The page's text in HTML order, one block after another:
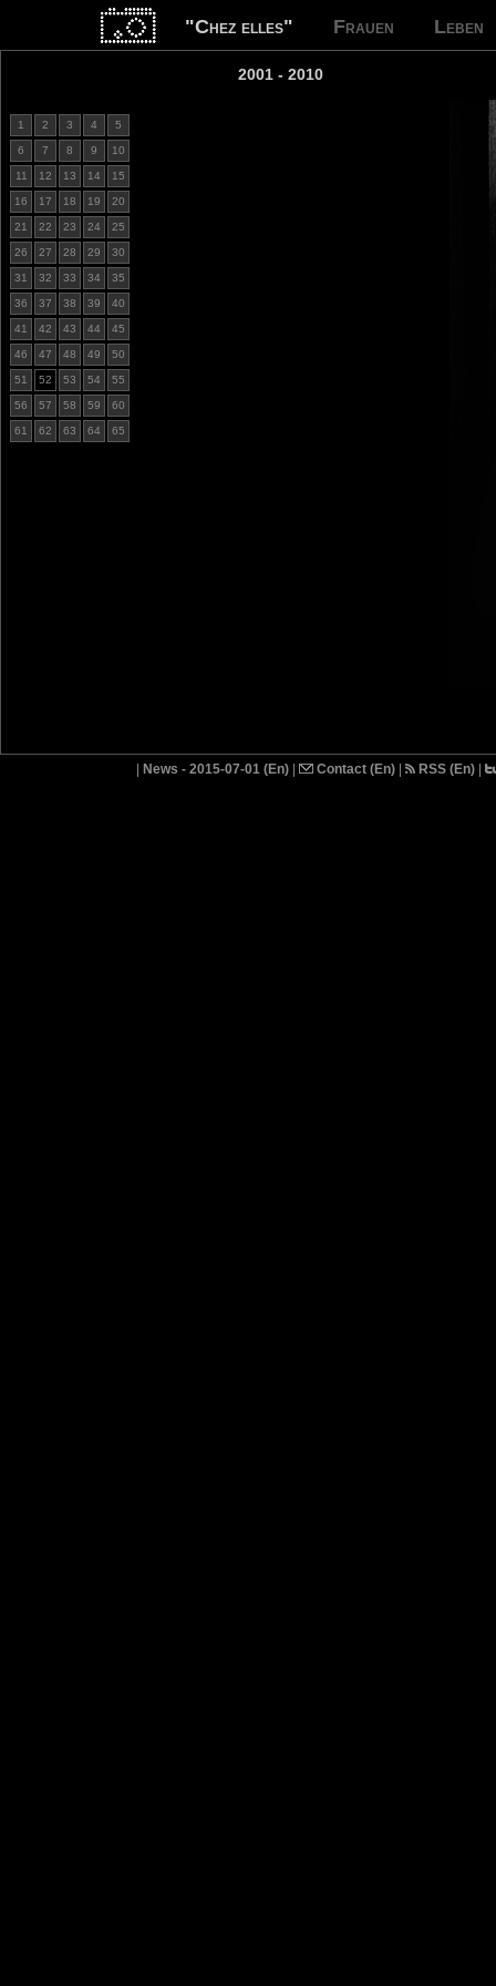
"Chez elles" Frauen Leben
2001 - 2010
1 2 3 4 5
6 7 8 9 10
11 12 13 14 15
16 17 18 19 20
21 22 23 24 25
26 27 28 29 30
31 32 33 34 35
36 37 38 39 40
41 42 43 44 45
46 47 48 49 50
51 52 53 54 55
56 57 58 59 60
61 62 63 64 65
News - 2015-07-01 (En) Contact (En) RSS (En)